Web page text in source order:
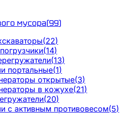
мусора(99)
(22)
(14)
(13)
портальные(1)
открытые(3)
в кожухе(21)
(20)
с активным противовесом(5)